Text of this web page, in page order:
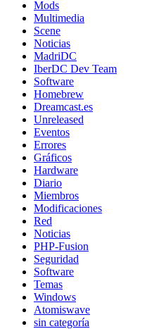
Mods
Multimedia
Scene
Noticias
MadriDC
IberDC Dev Team
Software
Homebrew
Dreamcast.es
Unreleased
Eventos
Errores
Gráficos
Hardware
Diario
Miembros
Modificaciones
Red
Noticias
PHP-Fusion
Seguridad
Software
Temas
Windows
Atomiswave
sin categoría